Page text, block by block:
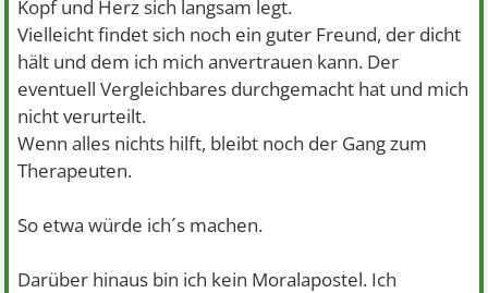
Kopf und Herz sich langsam legt.
Vielleicht findet sich noch ein guter Freund, der dicht
hält und dem ich mich anvertrauen kann. Der
eventuell Vergleichbares durchgemacht hat und mich
nicht verurteilt.
Wenn alles nichts hilft, bleibt noch der Gang zum
Therapeuten.
So etwa würde ich´s machen.
Darüber hinaus bin ich kein Moralapostel. Ich